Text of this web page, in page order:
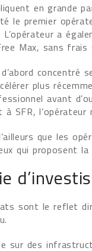
en grande
le premier
a
Max, sans frais
d’abord
plus
avant
SFR, l’opérateur
que les
qui proposent
sont le reflet
sur des